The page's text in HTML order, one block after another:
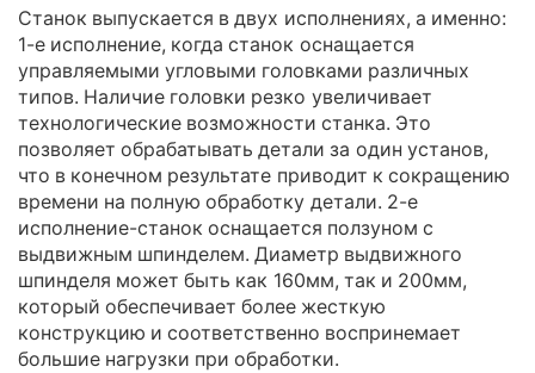
Станок выпускается в двух исполнениях, а именно:
1-е исполнение, когда станок оснащается
управляемыми угловыми головками различных
типов. Наличие головки резко увеличивает
технологические возможности станка. Это
позволяет обрабатывать детали за один установ,
что в конечном результате приводит к сокращению
времени на полную обработку детали. 2-е
исполнение-станок оснащается ползуном с
выдвижным шпинделем. Диаметр выдвижного
шпинделя может быть как 160мм, так и 200мм,
который обеспечивает более жесткую
конструкцию и соответственно воспринемает
большие нагрузки при обработки.